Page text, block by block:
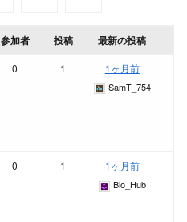
参加者 投稿 最新の投稿
0 1 1ヶ月前
SamT_754
0 1 1ヶ月前
Bio_Hub